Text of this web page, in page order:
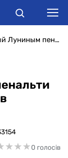
Отраженный Луниным пенальти не помог Заре победить в спарринге
★★★
★★★0 голосів